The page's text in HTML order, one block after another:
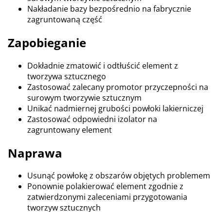
Nakładanie bazy bezpośrednio na fabrycznie
zagruntowaną część
Zapobieganie
Dokładnie zmatowić i odtłuścić element z
tworzywa sztucznego
Zastosować zalecany promotor przyczepności na
surowym tworzywie sztucznym
Unikać nadmiernej grubości powłoki lakierniczej
Zastosować odpowiedni izolator na
zagruntowany element
Naprawa
Usunąć powłokę z obszarów objętych problemem
Ponownie polakierować element zgodnie z
zatwierdzonymi zaleceniami przygotowania
tworzyw sztucznych